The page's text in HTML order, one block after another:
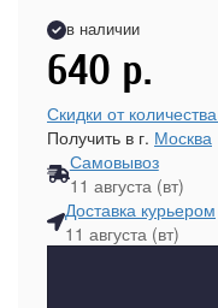
в наличии
640 р.
Скидки от количества
Получить в г. Москва
Самовывоз
11 августа (вт)
Доставка курьером
11 августа (вт)